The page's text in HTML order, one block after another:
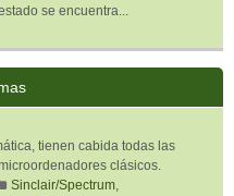
se encuentra...
tienen cabida todas las
clásicos.
Sinclair/Spectrum,